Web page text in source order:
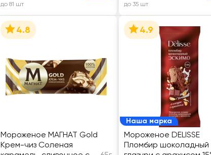
до 81 шт до 35 шт
4.8
Мороженое МАГНАТ Gold
Крем-чиз Соленая
Наша марка
4.9
Мороженое DELISSE
Пломбир шоколадный